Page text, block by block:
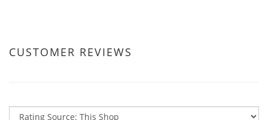
CUSTOMER REVIEWS